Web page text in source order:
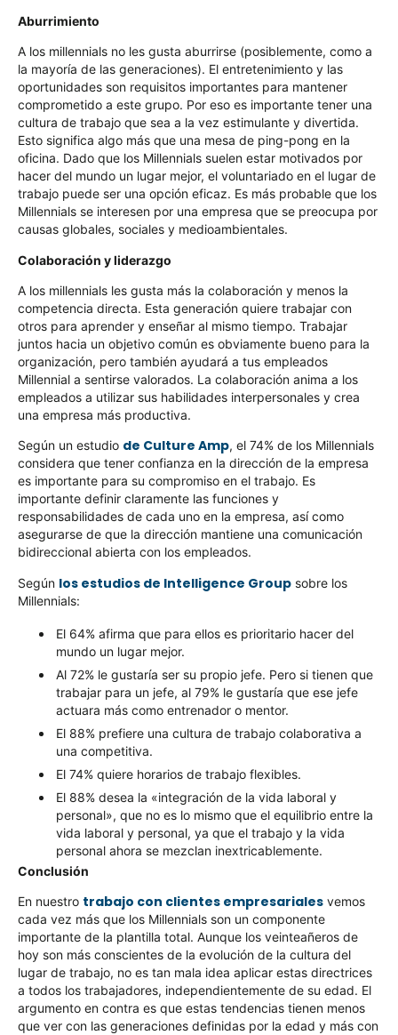
Aburrimiento
A los millennials no les gusta aburrirse (posiblemente, como a
la mayoría de las generaciones). El entretenimiento y las
oportunidades son requisitos importantes para mantener
comprometido a este grupo. Por eso es importante tener una
cultura de trabajo que sea a la vez estimulante y divertida.
Esto significa algo más que una mesa de ping-pong en la
oficina. Dado que los Millennials suelen estar motivados por
hacer del mundo un lugar mejor, el voluntariado en el lugar de
trabajo puede ser una opción eficaz. Es más probable que los
Millennials se interesen por una empresa que se preocupa por
causas globales, sociales y medioambientales.
Colaboración y liderazgo
A los millennials les gusta más la colaboración y menos la
competencia directa. Esta generación quiere trabajar con
otros para aprender y enseñar al mismo tiempo. Trabajar
juntos hacia un objetivo común es obviamente bueno para la
organización, pero también ayudará a tus empleados
Millennial a sentirse valorados. La colaboración anima a los
empleados a utilizar sus habilidades interpersonales y crea
una empresa más productiva.
Según un estudio de Culture Amp, el 74% de los Millennials
considera que tener confianza en la dirección de la empresa
es importante para su compromiso en el trabajo. Es
importante definir claramente las funciones y
responsabilidades de cada uno en la empresa, así como
asegurarse de que la dirección mantiene una comunicación
bidireccional abierta con los empleados.
Según los estudios de Intelligence Group sobre los
Millennials:
El 64% afirma que para ellos es prioritario hacer del
mundo un lugar mejor.
Al 72% le gustaría ser su propio jefe. Pero si tienen que
trabajar para un jefe, al 79% le gustaría que ese jefe
actuara más como entrenador o mentor.
El 88% prefiere una cultura de trabajo colaborativa a
una competitiva.
El 74% quiere horarios de trabajo flexibles.
El 88% desea la «integración de la vida laboral y
personal», que no es lo mismo que el equilibrio entre la
vida laboral y personal, ya que el trabajo y la vida
personal ahora se mezclan inextricablemente.
Conclusión
En nuestro trabajo con clientes empresariales vemos
cada vez más que los Millennials son un componente
importante de la plantilla total. Aunque los veinteañeros de
hoy son más conscientes de la evolución de la cultura del
lugar de trabajo, no es tan mala idea aplicar estas directrices
a todos los trabajadores, independientemente de su edad. El
argumento en contra es que estas tendencias tienen menos
que ver con las generaciones definidas por la edad y más con